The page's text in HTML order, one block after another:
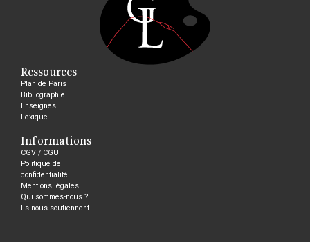
Ressources
Plan de Paris
Bibliographie
Enseignes
Lexique
Informations
CGV / CGU
Politique de
confidentialité
Mentions légales
Qui sommes-nous ?
Ils nous soutiennent